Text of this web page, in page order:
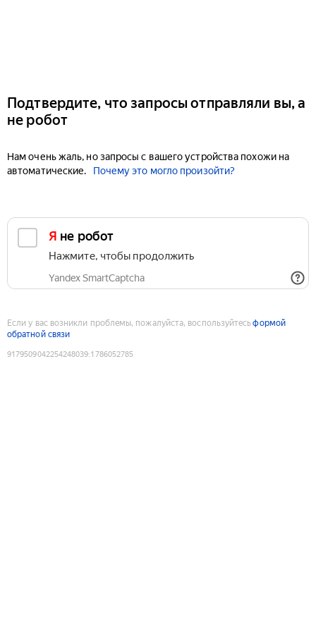
Подтвердите, что запросы отправляли вы, а
не робот
Нам очень жаль, но запросы с вашего устройства похожи на
автоматические.
Почему это могло произойти?
Я не робот
Нажмите, чтобы продолжить
Yandex SmartCaptcha
Если у вас возникли проблемы, пожалуйста, воспользуйтесьформой
обратной связи
9179509042254248039:1786052785